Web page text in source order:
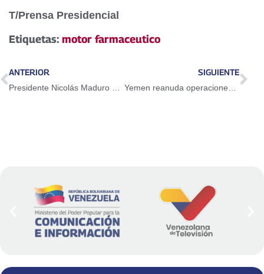
T/Prensa Presidencial
Etiquetas: motor farmaceutico
ANTERIOR SIGUIENTE